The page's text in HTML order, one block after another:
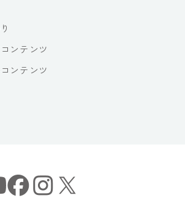
ンテンツ
ンテンツ